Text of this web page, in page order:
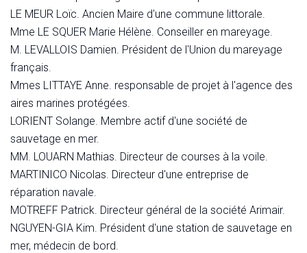
LE MEUR Loïc. Ancien Maire d'une commune littorale.
Mme LE SQUER Marie Hélène. Conseiller en mareyage.
M. LEVALLOIS Damien. Président de l'Union du mareyage
français.
Mmes LITTAYE Anne. responsable de projet à l'agence des
aires marines protégées.
LORIENT Solange. Membre actif d'une société de
sauvetage en mer.
MM. LOUARN Mathias. Directeur de courses à la voile.
MARTINICO Nicolas. Directeur d'une entreprise de
réparation navale.
MOTREFF Patrick. Directeur général de la société Arimair.
NGUYEN-GIA Kim. Président d'une station de sauvetage en
mer, médecin de bord.